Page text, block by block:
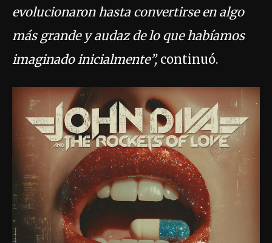
evolucionaron hasta convertirse en algo
más grande y audaz de lo que habíamos
imaginado inicialmente”,continuó.